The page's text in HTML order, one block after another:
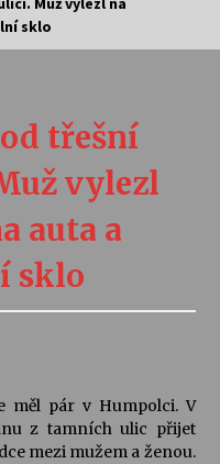
Ars Camerata a
Duškové: Stávám se
2026
Kolchoz a
sklo
třešní
vylezl
auta a
sklo
měl pár v Humpolci. V
z tamních ulic přijet
mezi mužem a ženou.